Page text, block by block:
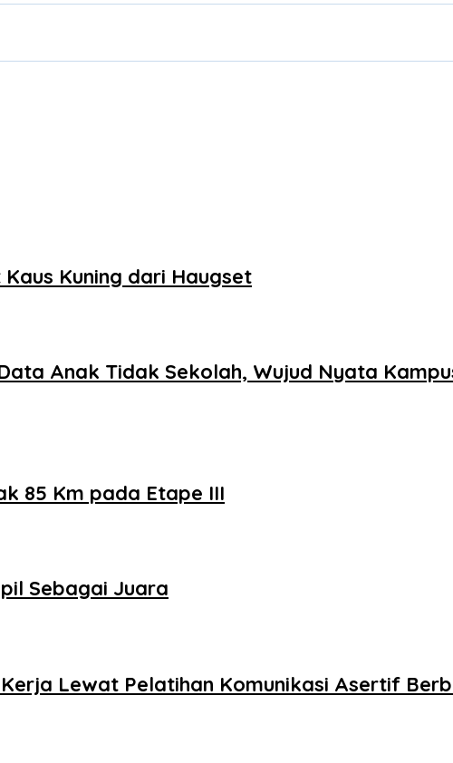
Kuning dari Haugset
Anak Tidak Sekolah, Wujud Nyata
85 Km pada Etape III
Sebagai Juara
Lewat Pelatihan Komunikasi Asertif